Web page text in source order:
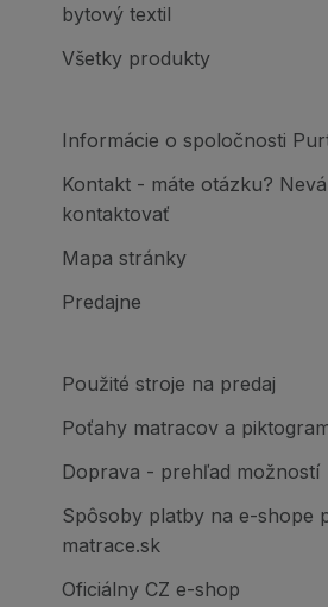
bytový textil
Všetky produkty
Informácie o spoločnosti
Kontakt - máte otázku?
kontaktovať
Mapa stránky
Predajne
Použité stroje na predaj
Poťahy matracov a
Doprava - prehľad možností
Spôsoby platby na e-shope
matrace.sk
Oficiálny CZ e-shop